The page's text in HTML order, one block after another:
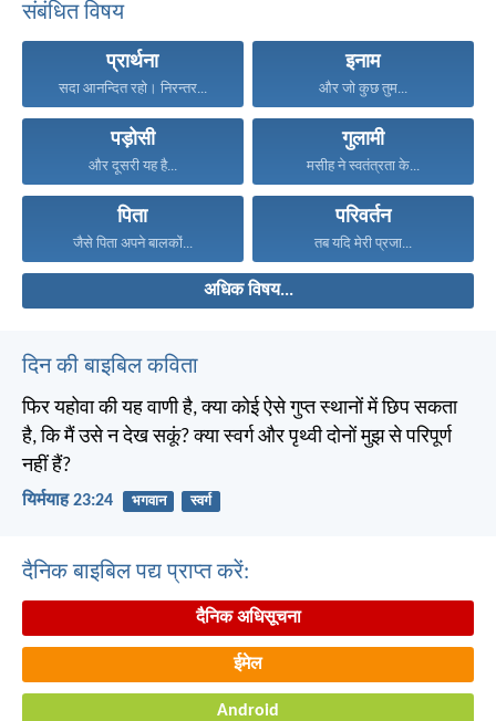
संबंधित विषय
प्रार्थना
सदा आनन्दित रहो। निरन्तर...
इनाम
और जो कुछ तुम...
पड़ोसी
और दूसरी यह है...
गुलामी
मसीह ने स्वतंत्रता के...
पिता
जैसे पिता अपने बालकों...
परिवर्तन
तब यदि मेरी प्रजा...
अधिक विषय...
दिन की बाइबिल कविता
फिर यहोवा की यह वाणी है, क्या कोई ऐसे गुप्त स्थानों में छिप सकता
है, कि मैं उसे न देख सकूं? क्या स्वर्ग और पृथ्वी दोनों मुझ से परिपूर्ण
नहीं हैं?
यिर्मयाह 23:24 भगवान स्वर्ग
दैनिक बाइबिल पद्य प्राप्त करें:
दैनिक अधिसूचना
ईमेल
Android